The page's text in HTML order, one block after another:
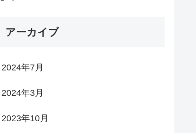
アーカイブ
2024年7月
2024年3月
2023年10月